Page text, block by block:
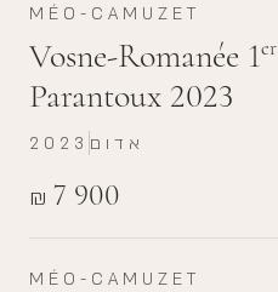
MÉO-CAMUZET
Vosne-Romanée 1er
Parantoux 2023
₪ 7 900
2023 אדום
MÉO-CAMUZET